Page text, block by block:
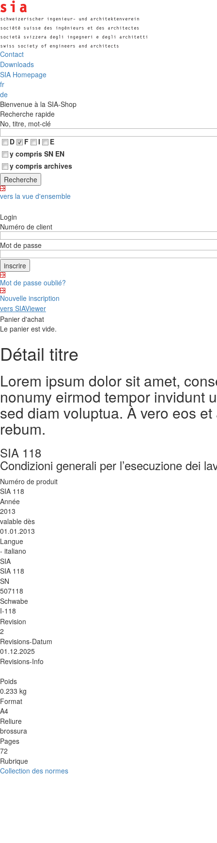
Contact
Downloads
SIA Homepage
fr
de
Bienvenue à la SIA-Shop
Recherche rapide
No, titre, mot-clé
D
F I
E
y compris SN EN
y compris archives
vers la vue d'ensemble
Login
Numéro de client
Mot de passe
Mot de passe oublié?
Nouvelle inscription
vers SIAViewer
Panier d'achat
Le panier est vide.
Détail titre
Lorem ipsum dolor sit amet,
nonumy eirmod tempor invidunt
sed diam voluptua. À vero eos
rebum.
SIA 118
Condizioni generali per l’esecuzione dei
Numéro de produit
SIA 118
Année
2013
valable dès
01.01.2013
Langue
- italiano
SIA
SIA 118
SN
507118
Schwabe
I-118
Revision
2
Revisions-Datum
01.12.2025
Revisions-Info
Poids
0.233 kg
Format
A4
Reliure
brossura
Pages
72
Rubrique
Collection des normes